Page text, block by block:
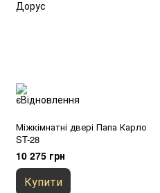
Міжкімнатні двері Папа Карло
ST-28
10 275 грн
Купити